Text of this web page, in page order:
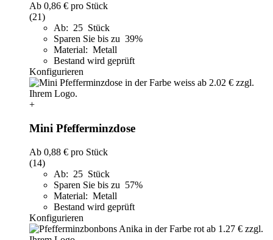
Ab 0,86 € pro Stück
(21)
Ab: 25 Stück
Sparen Sie bis zu 39%
Material: Metall
Bestand wird geprüft
Konfigurieren
+
Mini Pfefferminzdose
Ab 0,88 € pro Stück
(14)
Ab: 25 Stück
Sparen Sie bis zu 57%
Material: Metall
Bestand wird geprüft
Konfigurieren